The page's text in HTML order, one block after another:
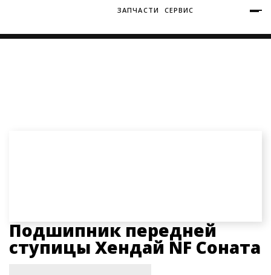
ЗАПЧАСТИ СЕРВИС
Подшипник передней
ступицы Хендай NF Соната